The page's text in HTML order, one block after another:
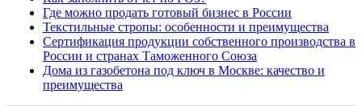
Где можно продать готовый бизнес в России
Текстильные стропы: особенности и преимущества
Сертификация продукции собственного производства в
России и странах Таможенного Союза
Дома из газобетона под ключ в Москве: качество и
преимущества